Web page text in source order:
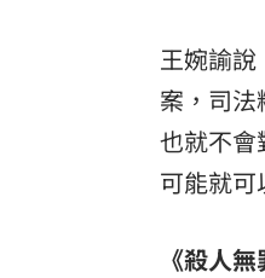
王婉諭
案，司
也就不會
可能就可
《殺人